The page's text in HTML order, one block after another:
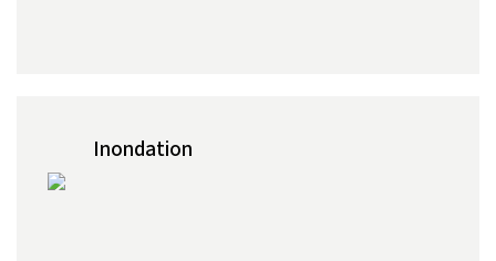
Inondation